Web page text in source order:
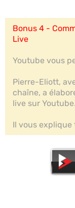
Bonus 4 -
Live
Youtube vous
Pierre-Eliott,
chaîne, a
live sur Youtube.
Il vous explique